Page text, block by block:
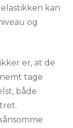
kan
og
er, at de
tage
både